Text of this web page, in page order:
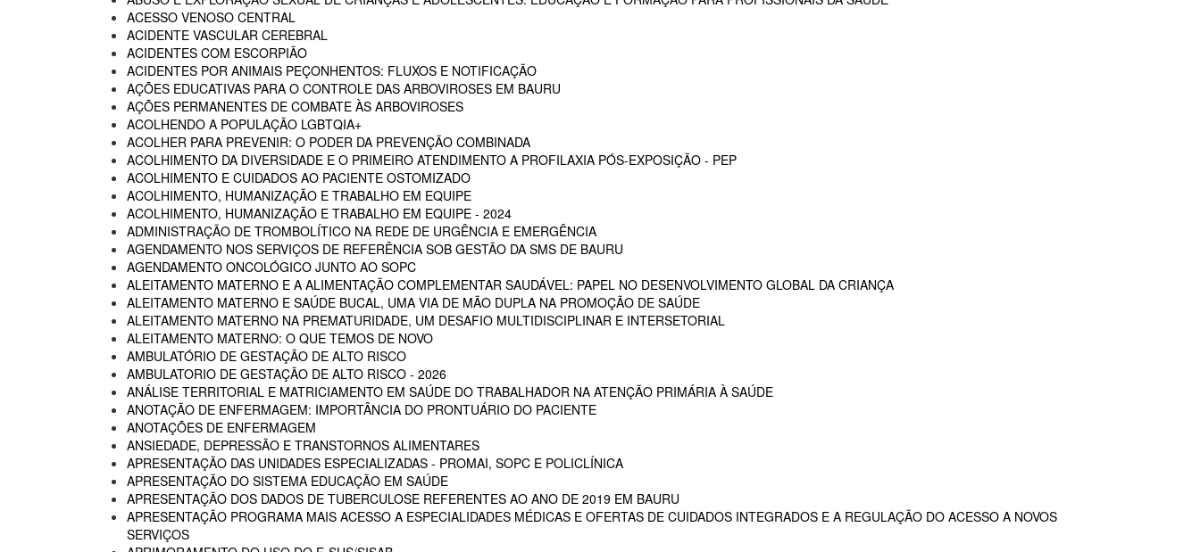
ACESSO VENOSO CENTRAL
ACIDENTE VASCULAR CEREBRAL
ACIDENTES COM ESCORPIÃO
ACIDENTES POR ANIMAIS PEÇONHENTOS: FLUXOS E NOTIFICAÇÃO
AÇÕES EDUCATIVAS PARA O CONTROLE DAS ARBOVIROSES EM BAURU
AÇÕES PERMANENTES DE COMBATE ÀS ARBOVIROSES
ACOLHENDO A POPULAÇÃO LGBTQIA+
ACOLHER PARA PREVENIR: O PODER DA PREVENÇÃO COMBINADA
ACOLHIMENTO DA DIVERSIDADE E O PRIMEIRO ATENDIMENTO A PROFILAXIA PÓS-EXPOSIÇÃO - PEP
ACOLHIMENTO E CUIDADOS AO PACIENTE OSTOMIZADO
ACOLHIMENTO, HUMANIZAÇÃO E TRABALHO EM EQUIPE
ACOLHIMENTO, HUMANIZAÇÃO E TRABALHO EM EQUIPE - 2024
ADMINISTRAÇÃO DE TROMBOLÍTICO NA REDE DE URGÊNCIA E EMERGÊNCIA
AGENDAMENTO NOS SERVIÇOS DE REFERÊNCIA SOB GESTÃO DA SMS DE BAURU
AGENDAMENTO ONCOLÓGICO JUNTO AO SOPC
ALEITAMENTO MATERNO E A ALIMENTAÇÃO COMPLEMENTAR SAUDÁVEL: PAPEL NO DESENVOLVIMENTO GLOBAL DA CRIANÇA
ALEITAMENTO MATERNO E SAÚDE BUCAL, UMA VIA DE MÃO DUPLA NA PROMOÇÃO DE SAÚDE
ALEITAMENTO MATERNO NA PREMATURIDADE, UM DESAFIO MULTIDISCIPLINAR E INTERSETORIAL
ALEITAMENTO MATERNO: O QUE TEMOS DE NOVO
AMBULATÓRIO DE GESTAÇÃO DE ALTO RISCO
AMBULATORIO DE GESTAÇÃO DE ALTO RISCO - 2026
ANÁLISE TERRITORIAL E MATRICIAMENTO EM SAÚDE DO TRABALHADOR NA ATENÇÃO PRIMÁRIA À SAÚDE
ANOTAÇÃO DE ENFERMAGEM: IMPORTÂNCIA DO PRONTUÁRIO DO PACIENTE
ANOTAÇÕES DE ENFERMAGEM
ANSIEDADE, DEPRESSÃO E TRANSTORNOS ALIMENTARES
APRESENTAÇÃO DAS UNIDADES ESPECIALIZADAS - PROMAI, SOPC E POLICLÍNICA
APRESENTAÇÃO DO SISTEMA EDUCAÇÃO EM SAÚDE
APRESENTAÇÃO DOS DADOS DE TUBERCULOSE REFERENTES AO ANO DE 2019 EM BAURU
APRESENTAÇÃO PROGRAMA MAIS ACESSO A ESPECIALIDADES MÉDICAS E OFERTAS DE CUIDADOS INTEGRADOS E A REGULAÇÃO DO ACESSO A NOVOS
SERVIÇOS